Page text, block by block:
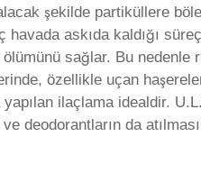
şekilde partiküllere
askıda kaldığı
sağlar. Bu nedenle
özellikle uçan
ilaçlama idealdir.
deodorantların da